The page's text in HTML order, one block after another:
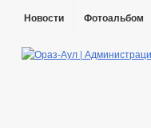
Новости Фотоальбом